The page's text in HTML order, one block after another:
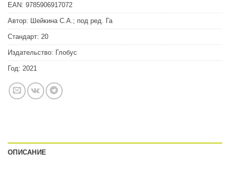
EAN: 9785906917072
Автор: Шейкина С.А.; под ред. Га
Стандарт: 20
Издательство: Глобус
Год: 2021
ОПИСАНИЕ